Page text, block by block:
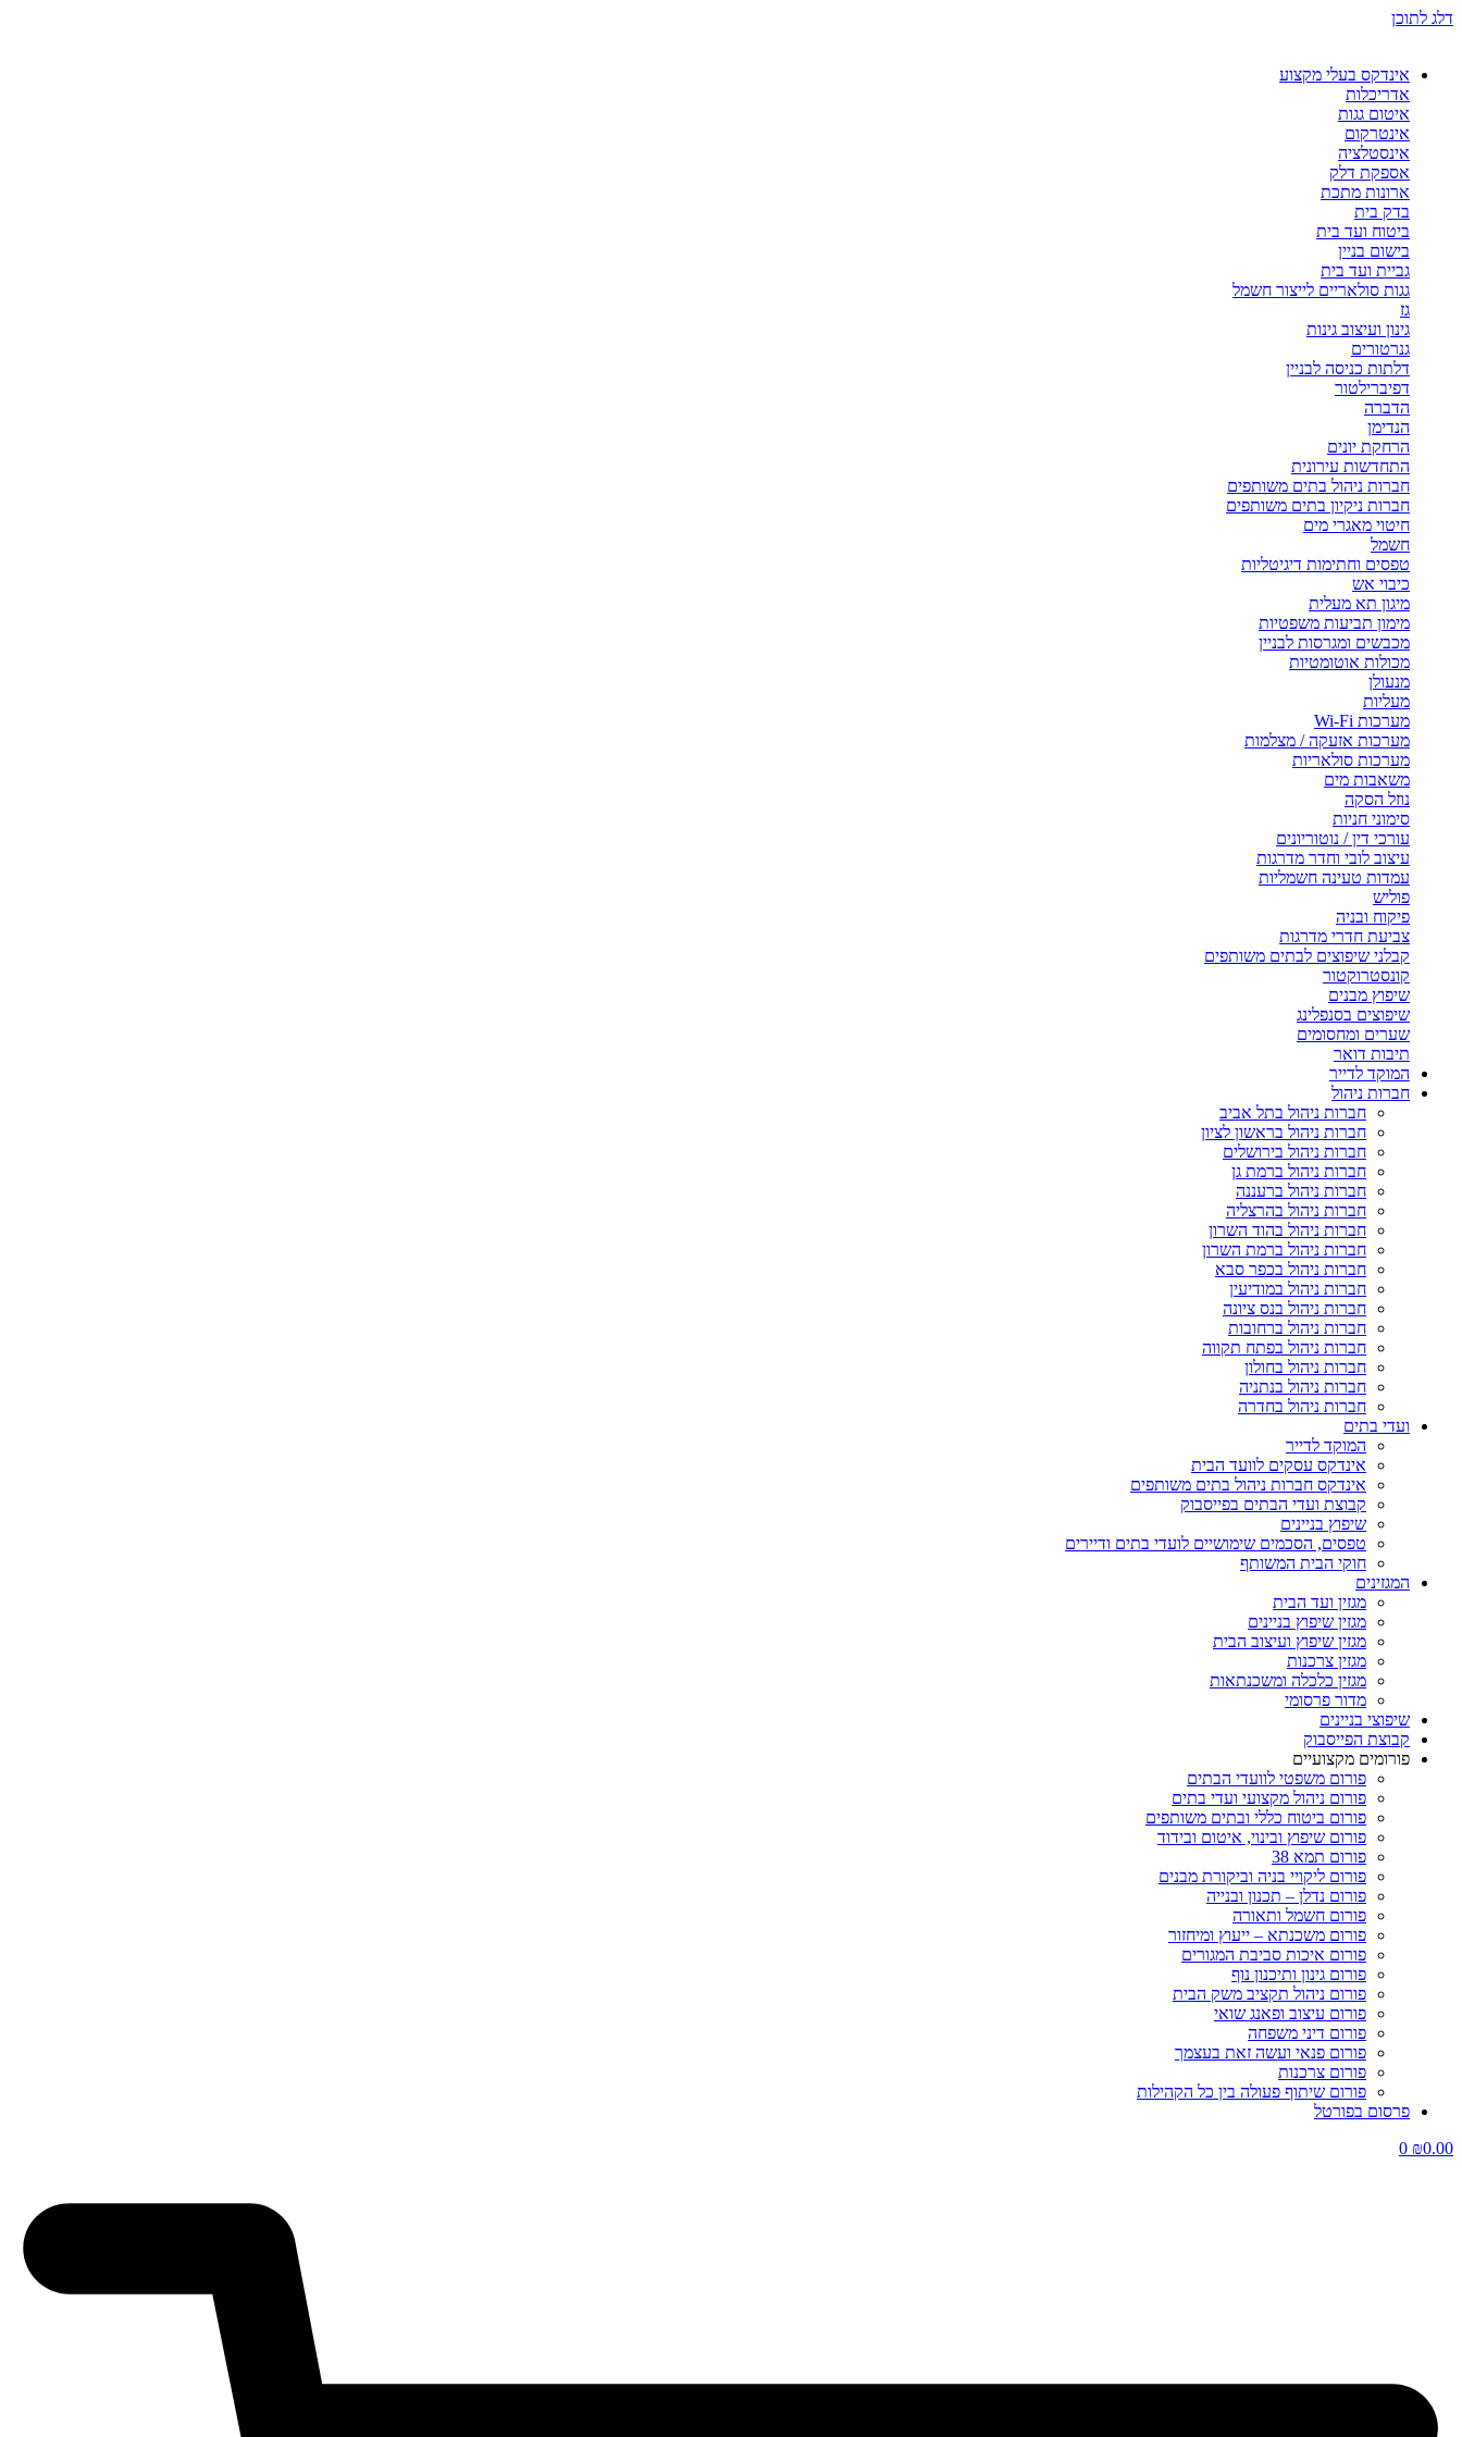
דלג לתוכן
אינדקס בעלי מקצוע
אדריכלות
איטום גגות
אינטרקום
אינסטלציה
אספקת דלק
ארונות מתכת
בדק בית
ביטוח ועד בית
בישום בניין
גביית ועד בית
גגות סולאריים לייצור חשמל
גז
גינון ועיצוב גינות
גנרטורים
דלתות כניסה לבניין
דפיברילטור
הדברה
הנדימן
הרחקת יונים
התחדשות עירונית
חברות ניהול בתים משותפים
חברות ניקיון בתים משותפים
חיטוי מאגרי מים
חשמל
טפסים וחתימות דיגיטליות
כיבוי אש
מיגון תא מעלית
מימון תביעות משפטיות
מכבשים ומגרסות לבניין
מכולות אוטומטיות
מנעולן
מעליות
מערכות Wi-Fi
מערכות אזעקה / מצלמות
מערכות סולאריות
משאבות מים
נוזל הסקה
סימוני חניות
עורכי דין / נוטוריונים
עיצוב לובי וחדר מדרגות
עמדות טעינה חשמליות
פוליש
פיקוח ובניה
צביעת חדרי מדרגות
קבלני שיפוצים לבתים משותפים
קונסטרוקטור
שיפוץ מבנים
שיפוצים בסנפלינג
שערים ומחסומים
תיבות דואר
המוקד לדייר
חברות ניהול
חברות ניהול בתל אביב
חברות ניהול בראשון לציון
חברות ניהול בירושלים
חברות ניהול ברמת גן
חברות ניהול ברעננה
חברות ניהול בהרצליה
חברות ניהול בהוד השרון
חברות ניהול ברמת השרון
חברות ניהול בכפר סבא
חברות ניהול במודיעין
חברות ניהול בנס ציונה
חברות ניהול ברחובות
חברות ניהול בפתח תקווה
חברות ניהול בחולון
חברות ניהול בנתניה
חברות ניהול בחדרה
ועדי בתים
המוקד לדייר
אינדקס עסקים לוועד הבית
אינדקס חברות ניהול בתים משותפים
קבוצת ועדי הבתים בפייסבוק
שיפוץ בניינים
טפסים, הסכמים שימושיים לועדי בתים ודיירים
חוקי הבית המשותף
המגזינים
מגזין ועד הבית
מגזין שיפוץ בניינים
מגזין שיפוץ ועיצוב הבית
מגזין צרכנות
מגזין כלכלה ומשכנתאות
מדור פרסומי
שיפוצי בניינים
קבוצת הפייסבוק
פורומים מקצועיים
פורום משפטי לוועדי הבתים
פורום ניהול מקצועי ועדי בתים
פורום ביטוח כללי ובתים משותפים
פורום שיפוץ ובינוי, איטום ובידוד
פורום תמא 38
פורום ליקויי בניה וביקורת מבנים
פורום נדלן – תכנון ובנייה
פורום חשמל ותאורה
פורום משכנתא – ייעוץ ומיחזור
פורום איכות סביבת המגורים
פורום גינון ותיכנון נוף
פורום ניהול תקציב משק הבית
פורום עיצוב ופאנג שואי
פורום דיני משפחה
פורום פנאי ועשה זאת בעצמך
פורום צרכנות
פורום שיתוף פעולה בין כל הקהילות
פרסום בפורטל
₪0.00
0